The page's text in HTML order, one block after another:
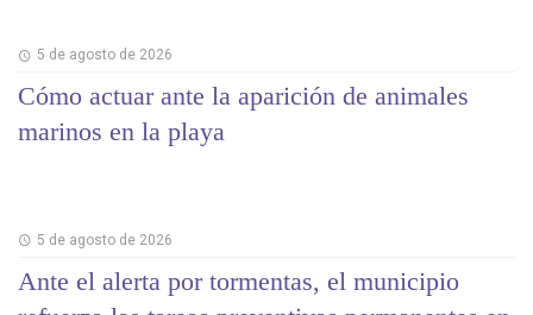
5 de agosto de 2026
Cómo actuar ante la aparición de animales
marinos en la playa
5 de agosto de 2026
Ante el alerta por tormentas, el municipio